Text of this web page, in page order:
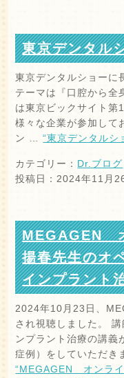
東京デンタル
東京デンタルショーに
テーマは『口腔から全
は東京ビックサイト第
様々な企業が参加して
ン …“東京デンタルシ
カテゴリー： Dr.ブログ
投稿日：2024年11月
MEGAGEN
揚春先生のオ
インプラント
2024年10月23日、
され視聴しました。
ンプラント治療の講義
症例）をしていただ
“MEGAGEN オンラ